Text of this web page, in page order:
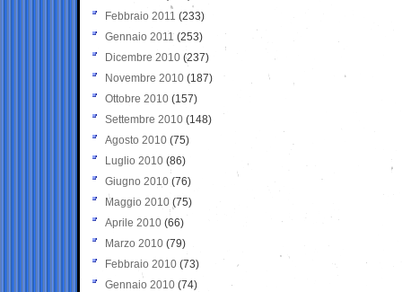
Febbraio 2011 (233)
Gennaio 2011 (253)
Dicembre 2010 (237)
Novembre 2010 (187)
Ottobre 2010 (157)
Settembre 2010 (148)
Agosto 2010 (75)
Luglio 2010 (86)
Giugno 2010 (76)
Maggio 2010 (75)
Aprile 2010 (66)
Marzo 2010 (79)
Febbraio 2010 (73)
Gennaio 2010 (74)